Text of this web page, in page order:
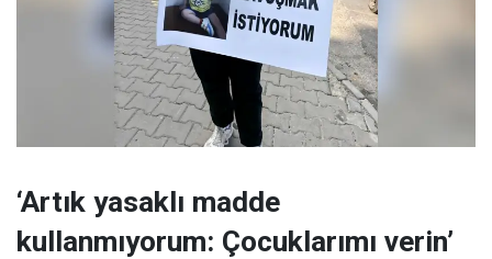
‘Artık yasaklı madde
kullanmıyorum: Çocuklarımı verin’